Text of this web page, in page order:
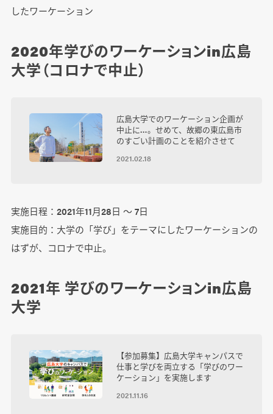
したワーケーション
2020年学びのワーケーションin広島
大学（コロナで中止）
広島大学でのワーケーション企画が
中止に…。せめて、故郷の東広島市
のすごい計画のことを紹介させて
2021.02.18
実施日程：2021年11月28日 ～ 7日
実施目的：大学の「学び」をテーマにしたワーケーションの
はずが、コロナで中止。
2021年 学びのワーケーションin広島
大学
【参加募集】広島大学キャンパスで
仕事と学びを両立する「学びのワー
ケーション」を実施します
2021.11.16